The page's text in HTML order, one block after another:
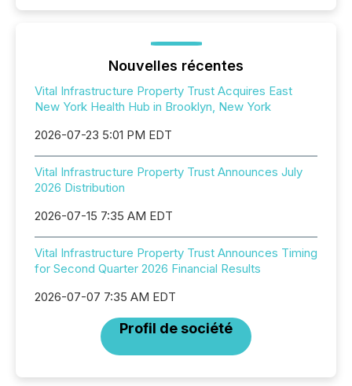
Nouvelles récentes
Vital Infrastructure Property Trust Acquires East
New York Health Hub in Brooklyn, New York
2026-07-23 5:01 PM EDT
Vital Infrastructure Property Trust Announces July
2026 Distribution
2026-07-15 7:35 AM EDT
Vital Infrastructure Property Trust Announces Timing
for Second Quarter 2026 Financial Results
2026-07-07 7:35 AM EDT
Profil de société